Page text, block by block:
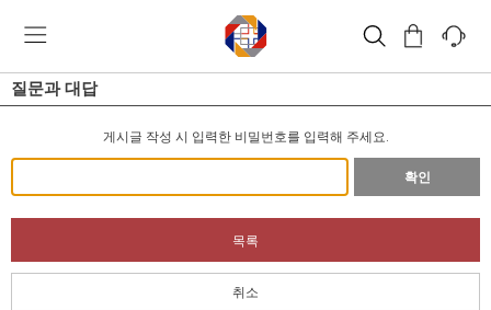
질문과 대답
게시글 작성 시 입력한 비밀번호를 입력해 주세요.
확인
목록
취소